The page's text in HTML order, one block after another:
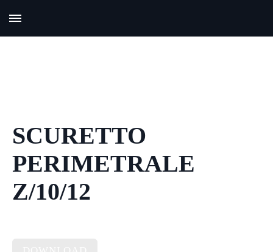
SCURETTO
PERIMETRALE
Z/10/12